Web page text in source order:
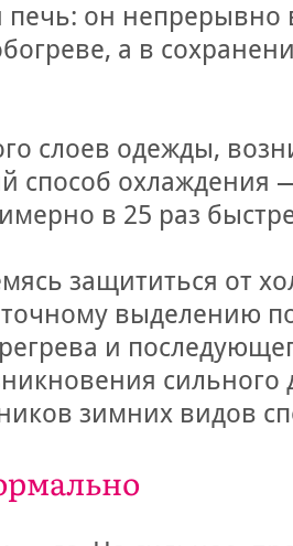
он непрерывно
а в
слоев одежды,
способ охлаждения
в 25 раз
защититься от
выделению
и
зимних видов